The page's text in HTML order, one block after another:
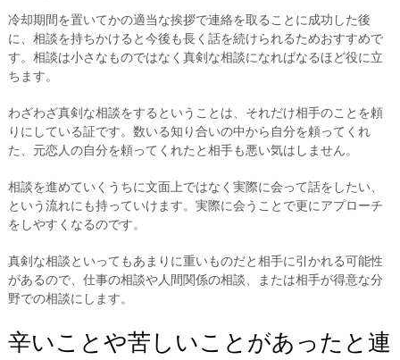
冷却期間を置いてかの適当な挨拶で連絡を取ることに成功した後
に、相談を持ちかけると今後も長く話を続けられるためおすすめで
す。相談は小さなものではなく真剣な相談になればなるほど役に立
ちます。
わざわざ真剣な相談をするということは、それだけ相手のことを頼
りにしている証です。数いる知り合いの中から自分を頼ってくれ
た、元恋人の自分を頼ってくれたと相手も悪い気はしません。
相談を進めていくうちに文面上ではなく実際に会って話をしたい、
という流れにも持っていけます。実際に会うことで更にアプローチ
をしやすくなるのです。
真剣な相談といってもあまりに重いものだと相手に引かれる可能性
があるので、仕事の相談や人間関係の相談、または相手が得意な分
野での相談にします。
辛いことや苦しいことがあったと連